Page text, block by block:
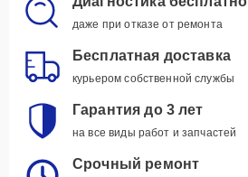
даже при отказе от ремонта
Бесплатная доставка
курьером собственной службы
Гарантия до 3 лет
на все виды работ и запчастей
Срочный ремонт